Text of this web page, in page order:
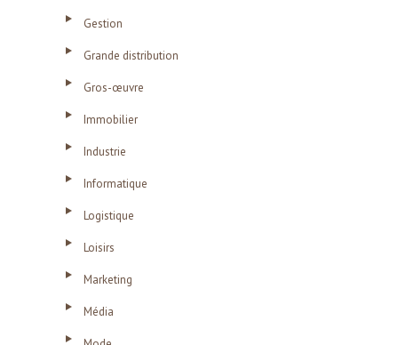
Gestion
Grande distribution
Gros-œuvre
Immobilier
Industrie
Informatique
Logistique
Loisirs
Marketing
Média